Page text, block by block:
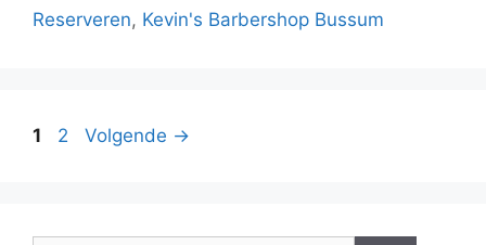
Reserveren, Kevin's Barbershop Bussum
1 2 Volgende →